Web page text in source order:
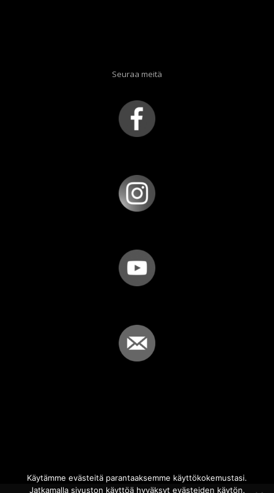
Seuraa meitä
Käytämme evästeitä parantaaksemme käyttökokemustasi.
Jatkamalla sivuston käyttöä hyväksyt evästeiden käytön.